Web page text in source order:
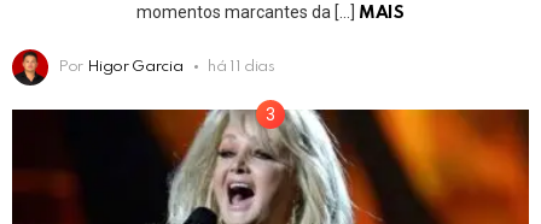
momentos marcantes da […] MAIS
Por Higor Garcia há 11 dias